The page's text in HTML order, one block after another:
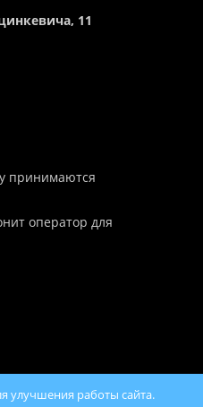
11
принимаются
оператор для
улучшения работы сайта.